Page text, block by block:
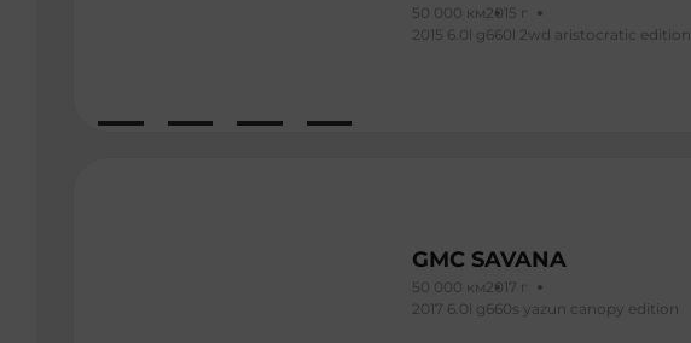
50 000 км2015 г
2015 6.0l g660l 2wd aristocratic edition
GMC SAVANA
50 000 км2017 г
2017 6.0l g660s yazun canopy edition